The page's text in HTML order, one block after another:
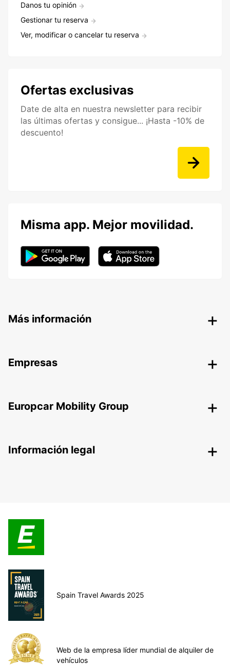
Danos tu opinión
Gestionar tu reserva
Ver, modificar o cancelar tu reserva
Ofertas exclusivas
Date de alta en nuestra newsletter para recibir
las últimas ofertas y consigue... ¡Hasta -10% de
descuento!
Misma app. Mejor movilidad.
Más información
Empresas
Europcar Mobility Group
Información legal
Spain Travel Awards 2025
Web de la empresa líder mundial de alquiler de
vehículos